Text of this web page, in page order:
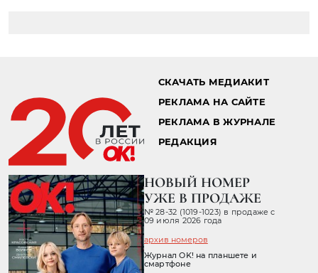
СКАЧАТЬ МЕДИАКИТ
РЕКЛАМА НА САЙТЕ
РЕКЛАМА В ЖУРНАЛЕ
РЕДАКЦИЯ
НОВЫЙ НОМЕР
УЖЕ В ПРОДАЖЕ
№ 28-32 (1019-1023) в продаже с
09 июля 2026 года
архив номеров
Журнал OK! на планшете и
смартфоне